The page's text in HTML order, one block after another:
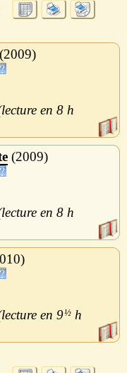
2009
8 h
2009
8 h
9½ h